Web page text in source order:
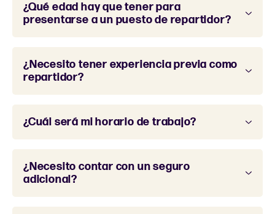
¿Qué edad hay que tener para
presentarse a un puesto de repartidor?
¿Necesito tener experiencia previa como
repartidor?
¿Cuál será mi horario de trabajo?
¿Necesito contar con un seguro
adicional?